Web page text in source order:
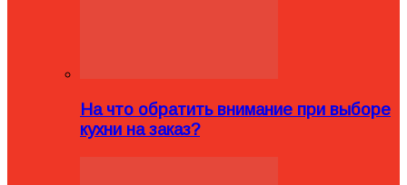
На что обратить внимание при выборе
кухни на заказ?